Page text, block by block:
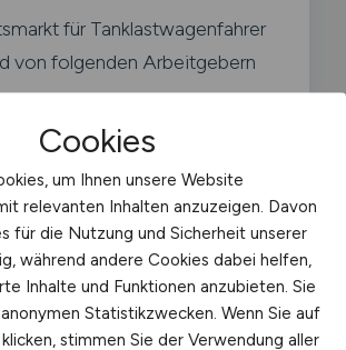
für Tanklastwagenfahrer
von folgenden Arbeitgebern
größten
Cookies
um Ihnen unsere Website
relevanten Inhalten anzuzeigen. Davon
für die Nutzung und Sicherheit unserer
während andere Cookies dabei helfen,
Inhalte und Funktionen anzubieten. Sie
Statistikzwecken. Wenn Sie auf
stimmen Sie der Verwendung aller